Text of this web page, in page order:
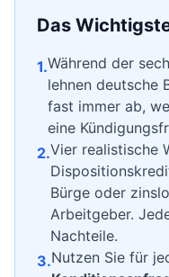
Das
1.Während der
lehnen deutsche
fast immer ab,
eine
2.Vier realistische
Bürge oder
Arbeitgeber.
Nachteile.
3.Nutzen Sie für